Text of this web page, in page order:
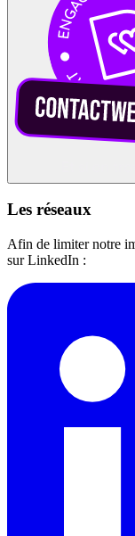
Les réseaux
Afin de limiter notre
sur LinkedIn :